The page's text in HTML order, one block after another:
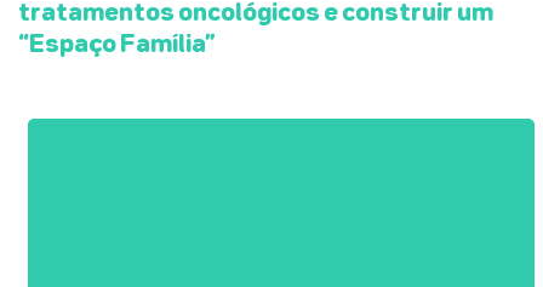
tratamentos oncológicos e construir um
“Espaço Família”